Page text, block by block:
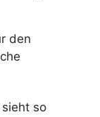
den
so